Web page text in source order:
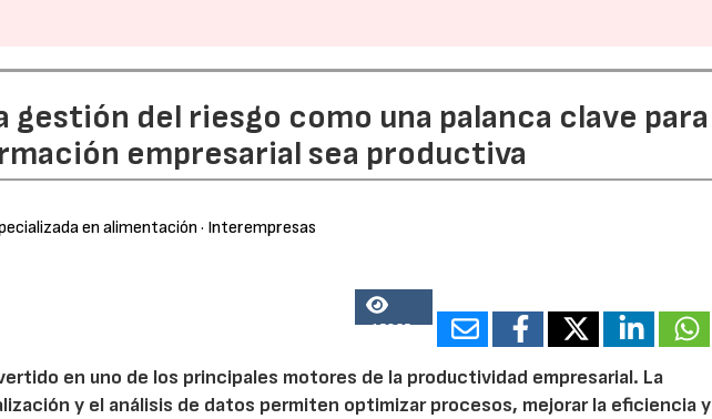
gestión del riesgo como una palanca clave para
empresarial sea productiva
en alimentación · Interempresas
15835
en uno de los principales motores de la productividad empresarial. La
y el análisis de datos permiten optimizar procesos, mejorar la eficiencia y